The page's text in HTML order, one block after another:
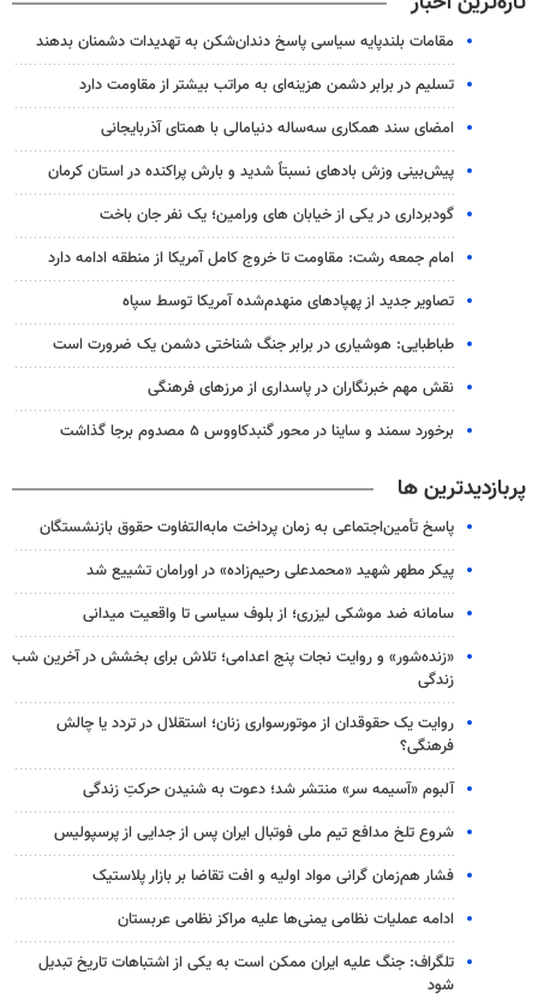
مقامات بلندپایه سیاسی پاسخ دندان‌شکن به تهدیدات دشمنان بدهند
تسلیم در برابر دشمن هزینه‌ای به مراتب بیشتر از مقاومت دارد
امضای سند همکاری سه‌ساله دنیامالی با همتای آذربایجانی
پیش‌بینی وزش بادهای نسبتاً شدید و بارش پراکنده در استان کرمان
گودبرداری در یکی از خیابان های ورامین؛ یک نفر جان باخت
امام جمعه رشت: مقاومت تا خروج کامل آمریکا از منطقه ادامه دارد
تصاویر جدید از پهپادهای منهدم‌شده آمریکا توسط سپاه
طباطبایی: هوشیاری در برابر جنگ شناختی دشمن یک ضرورت است
نقش مهم خبرنگاران در پاسداری از مرزهای فرهنگی
برخورد سمند و ساینا در محور گنبدکاووس ۵ مصدوم برجا گذاشت
پربازدیدترین ها
پاسخ تأمین‌اجتماعی به زمان پرداخت مابه‌التفاوت حقوق بازنشستگان
پیکر مطهر شهید «محمدعلی رحیم‌زاده» در اورامان تشییع شد
سامانه ضد موشکی لیزری؛ از بلوف سیاسی تا واقعیت میدانی
«زنده‌شور» و روایت نجات پنج اعدامی؛ تلاش برای بخشش در آخرین شب
زندگی
روایت یک حقوقدان از موتورسواری زنان؛ استقلال در تردد یا چالش
فرهنگی؟
آلبوم «آسیمه سر» منتشر شد؛ دعوت به شنیدن حرکتِ زندگی
شروع تلخ مدافع تیم ملی فوتبال ایران پس از جدایی از پرسپولیس
فشار هم‌زمان گرانی مواد اولیه و افت تقاضا بر بازار پلاستیک
ادامه عملیات نظامی یمنی‌ها علیه مراکز نظامی عربستان
تلگراف: جنگ علیه ایران ممکن است به یکی از اشتباهات تاریخ تبدیل
شود